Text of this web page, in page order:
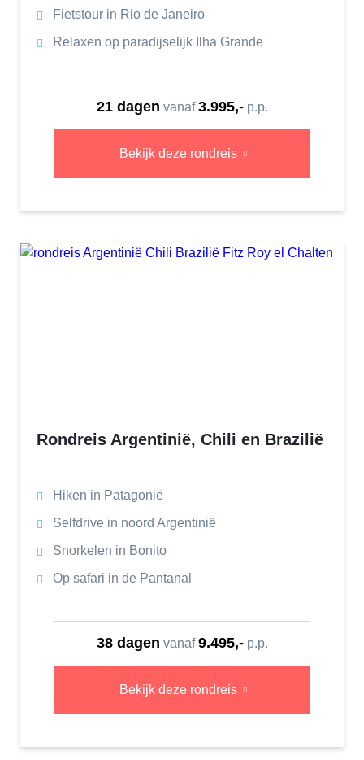
Fietstour in Rio de Janeiro
Relaxen op paradijselijk Ilha Grande
21 dagen vanaf3.995,-p.p.
Bekijk deze rondreis
Rondreis Argentinië, Chili en Brazilië
Hiken in Patagonië
Selfdrive in noord Argentinië
Snorkelen in Bonito
Op safari in de Pantanal
38 dagen vanaf9.495,-p.p.
Bekijk deze rondreis